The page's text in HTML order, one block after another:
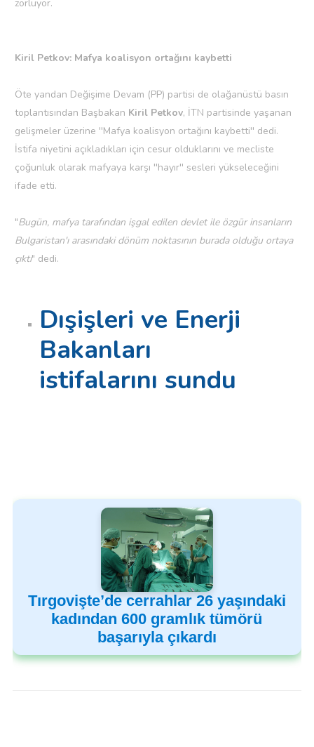
zorluyor.
Kiril Petkov: Mafya koalisyon ortağını kaybetti
Öte yandan Değişime Devam (PP) partisi de olağanüstü basın
toplantısından Başbakan Kiril Petkov, İTN partisinde yaşanan
gelişmeler üzerine ''Mafya koalisyon ortağını kaybetti'' dedi.
İstifa niyetini açıkladıkları için cesur olduklarını ve mecliste
çoğunluk olarak mafyaya karşı ''hayır'' sesleri yükseleceğini
ifade etti.
"Bugün, mafya tarafından işgal edilen devlet ile özgür insanların
Bulgaristan'ı arasındaki dönüm noktasının burada olduğu ortaya
çıktı" dedi.
Dışişleri ve Enerji
Bakanları
istifalarını sundu
Tırgovişte’de cerrahlar 26 yaşındaki
kadından 600 gramlık tümörü
başarıyla çıkardı